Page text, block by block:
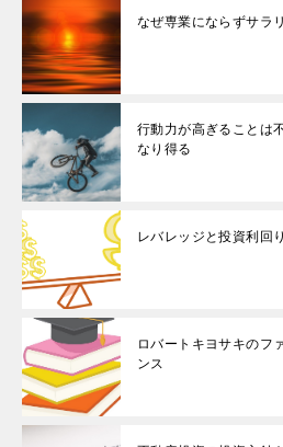
なぜ専業にならずサラ
行動力が高ぎることは
なり得る
レバレッジと投資利回り
ロバートキヨサキのフ
ンス